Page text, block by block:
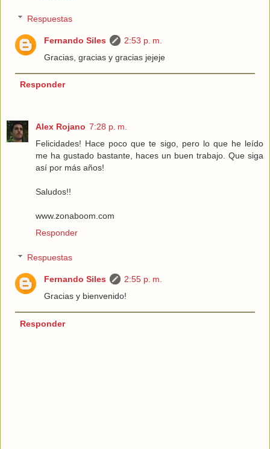
Respuestas
Fernando Siles
2:53 p. m.
Gracias, gracias y gracias jejeje
Responder
Alex Rojano 7:28 p. m.
Felicidades! Hace poco que te sigo, pero lo que he leído
me ha gustado bastante, haces un buen trabajo. Que siga
así por más años!
Saludos!!
www.zonaboom.com
Responder
Respuestas
Fernando Siles
2:55 p. m.
Gracias y bienvenido!
Responder